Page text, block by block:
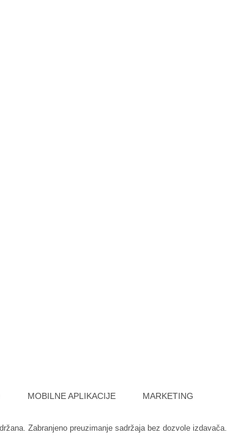
MOBILNE APLIKACIJE MARKETING
Zabranjeno preuzimanje sadržaja bez dozvole izdavača.